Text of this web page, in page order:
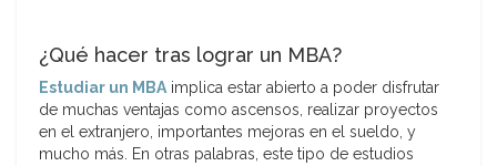
¿Qué hacer tras lograr un MBA?
Estudiar un MBA implica estar abierto a poder disfrutar
de muchas ventajas como ascensos, realizar proyectos
en el extranjero, importantes mejoras en el sueldo, y
mucho más. En otras palabras, este tipo de estudios